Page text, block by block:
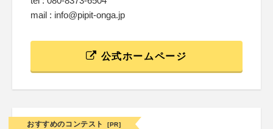
mail : info@pipit-onga.jp
公式ホームページ
おすすめのコンテスト [PR]